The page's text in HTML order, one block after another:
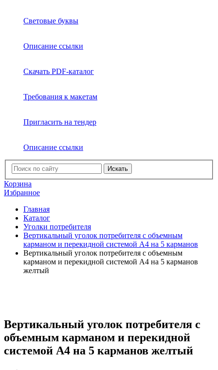
Световые буквы
Описание ссылки
Скачать PDF-каталог
Требования к макетам
Пригласить на тендер
Описание ссылки
Искать
Корзина
Избранное
Главная
Каталог
Уголки потребителя
Вертикальный уголок потребителя с объемным
карманом и перекидной системой А4 на 5 карманов
Вертикальный уголок потребителя с объемным
карманом и перекидной системой А4 на 5 карманов
желтый
Вертикальный уголок потребителя с
объемным карманом и перекидной
системой А4 на 5 карманов желтый